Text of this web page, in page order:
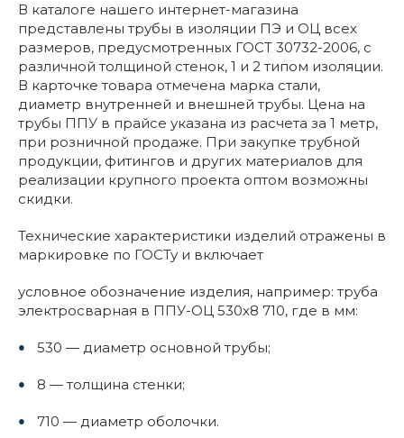
В каталоге нашего интернет-магазина
представлены трубы в изоляции ПЭ и ОЦ всех
размеров, предусмотренных ГОСТ 30732-2006, с
различной толщиной стенок, 1 и 2 типом изоляции.
В карточке товара отмечена марка стали,
диаметр внутренней и внешней трубы. Цена на
трубы ППУ в прайсе указана из расчета за 1 метр,
при розничной продаже. При закупке трубной
продукции, фитингов и других материалов для
реализации крупного проекта оптом возможны
скидки.
Технические характеристики изделий отражены в
маркировке по ГОСТу и включает
условное обозначение изделия, например: труба
электросварная в ППУ-ОЦ 530x8 710, где в мм:
530 — диаметр основной трубы;
8 — толщина стенки;
710 — диаметр оболочки.